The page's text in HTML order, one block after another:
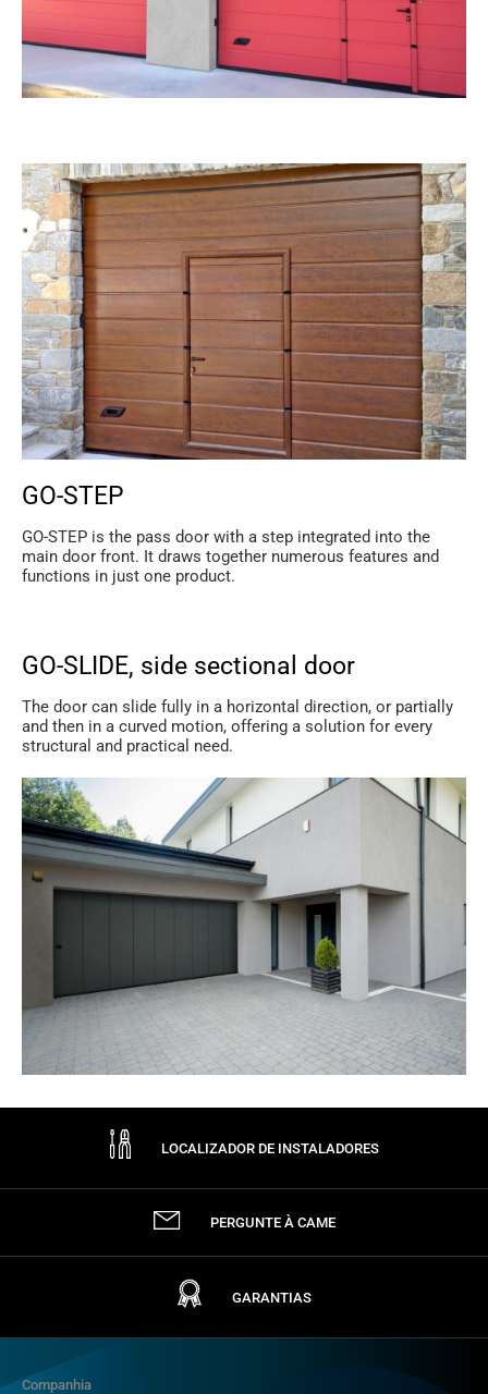
GO-STEP
GO-STEP is the pass door with a step integrated into the
main door front. It draws together numerous features and
functions in just one product.
GO-SLIDE, side sectional door
The door can slide fully in a horizontal direction, or partially
and then in a curved motion, offering a solution for every
structural and practical need.
LOCALIZADOR DE INSTALADORES
PERGUNTE À CAME
GARANTIAS
Companhia